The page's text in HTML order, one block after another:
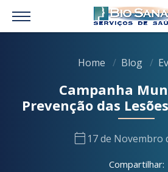
Home Blog
Campanha
Prevenção das
calendar_today 17 de Novembro
Compartilhar: